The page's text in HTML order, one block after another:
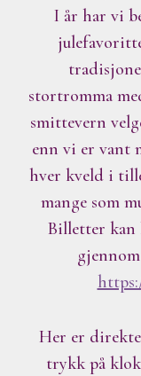
I år har vi
stortromma
smittevern
enn vi er vant
hver kveld i
mange som
Billetter kan
Her er
trykk på